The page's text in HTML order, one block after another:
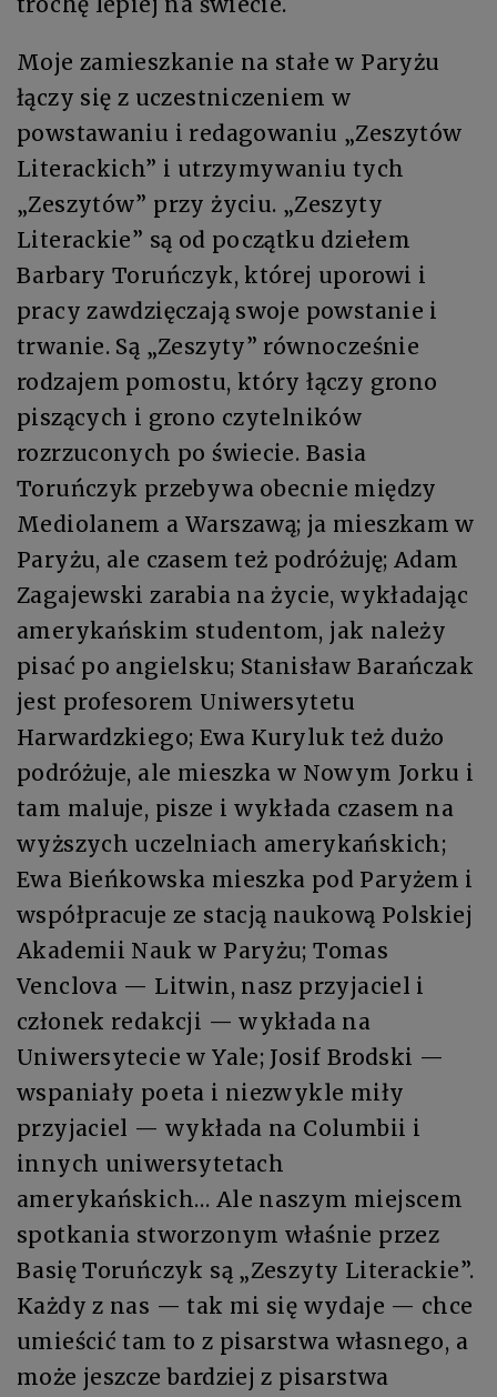
Moje zamieszkanie na stałe w Paryżu
łączy się z uczestniczeniem w
powstawaniu i redagowaniu „Zeszytów
Literackich” i utrzymywaniu tych
„Zeszytów” przy życiu. „Zeszyty
Literackie” są od początku dziełem
Barbary Toruńczyk, której uporowi i
pracy zawdzięczają swoje powstanie i
trwanie. Są „Zeszyty” równocześnie
rodzajem pomostu, który łączy grono
piszących i grono czytelników
rozrzuconych po świecie. Basia
Toruńczyk przebywa obecnie między
Mediolanem a Warszawą; ja mieszkam w
Paryżu, ale czasem też podróżuję; Adam
Zagajewski zarabia na życie, wykładając
amerykańskim studentom, jak należy
pisać po angielsku; Stanisław Barańczak
jest profesorem Uniwersytetu
Harwardzkiego; Ewa Kuryluk też dużo
podróżuje, ale mieszka w Nowym Jorku i
tam maluje, pisze i wykłada czasem na
wyższych uczelniach amerykańskich;
Ewa Bieńkowska mieszka pod Paryżem i
współpracuje ze stacją naukową Polskiej
Akademii Nauk w Paryżu; Tomas
Venclova — Litwin, nasz przyjaciel i
członek redakcji — wykłada na
Uniwersytecie w Yale; Josif Brodski —
wspaniały poeta i niezwykle miły
przyjaciel — wykłada na Columbii i
innych uniwersytetach
amerykańskich… Ale naszym miejscem
spotkania stworzonym właśnie przez
Basię Toruńczyk są „Zeszyty Literackie”.
Każdy z nas — tak mi się wydaje — chce
umieścić tam to z pisarstwa własnego, a
może jeszcze bardziej z pisarstwa